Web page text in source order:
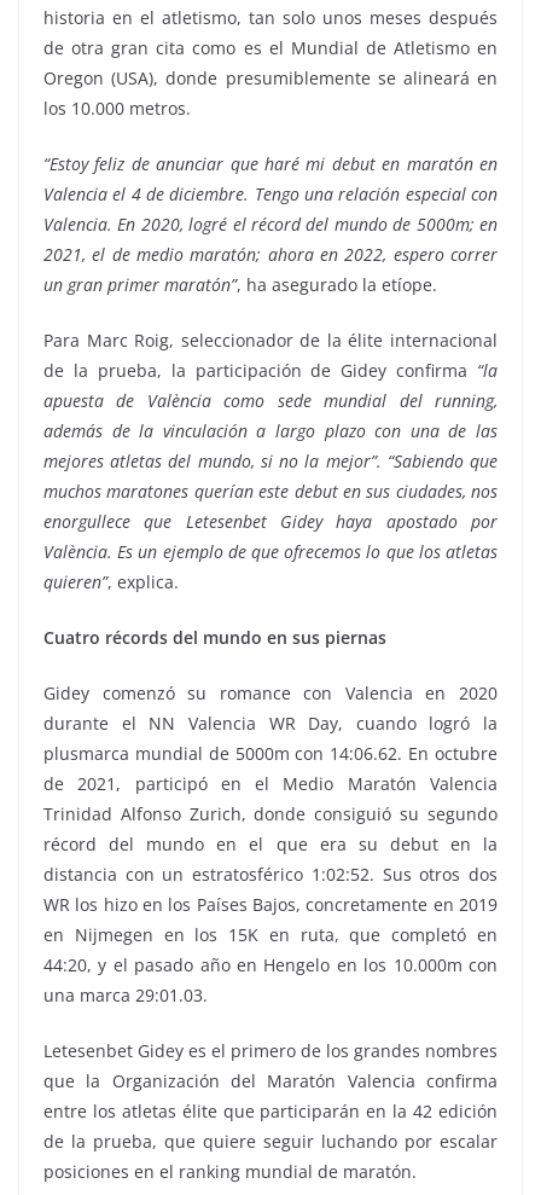
historia en el atletismo, tan solo unos meses después
de otra gran cita como es el Mundial de Atletismo en
Oregon (USA), donde presumiblemente se alineará en
los 10.000 metros.
“Estoy feliz de anunciar que haré mi debut en maratón en
Valencia el 4 de diciembre. Tengo una relación especial con
Valencia. En 2020, logré el récord del mundo de 5000m; en
2021, el de medio maratón; ahora en 2022, espero correr
un gran primer maratón”, ha asegurado la etíope.
Para Marc Roig, seleccionador de la élite internacional
de la prueba, la participación de Gidey confirma “la
apuesta de València como sede mundial del running,
además de la vinculación a largo plazo con una de las
mejores atletas del mundo, si no la mejor”. “Sabiendo que
muchos maratones querían este debut en sus ciudades, nos
enorgullece que Letesenbet Gidey haya apostado por
València. Es un ejemplo de que ofrecemos lo que los atletas
quieren”, explica.
Cuatro récords del mundo en sus piernas
Gidey comenzó su romance con Valencia en 2020
durante el NN Valencia WR Day, cuando logró la
plusmarca mundial de 5000m con 14:06.62. En octubre
de 2021, participó en el Medio Maratón Valencia
Trinidad Alfonso Zurich, donde consiguió su segundo
récord del mundo en el que era su debut en la
distancia con un estratosférico 1:02:52. Sus otros dos
WR los hizo en los Países Bajos, concretamente en 2019
en Nijmegen en los 15K en ruta, que completó en
44:20, y el pasado año en Hengelo en los 10.000m con
una marca 29:01.03.
Letesenbet Gidey es el primero de los grandes nombres
que la Organización del Maratón Valencia confirma
entre los atletas élite que participarán en la 42 edición
de la prueba, que quiere seguir luchando por escalar
posiciones en el ranking mundial de maratón.